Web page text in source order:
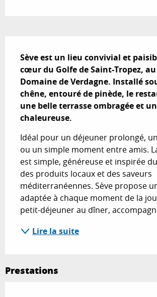
Sève est un lieu convivial et
cœur du Golfe de Saint-Tropez,
Domaine de Verdagne. Installé
chêne, entouré de pinède, le
une belle terrasse ombragée et
chaleureuse.
Idéal pour un déjeuner prolongé,
ou un simple moment entre amis.
est simple, généreuse et inspirée
des produits locaux et des saveurs
méditerranéennes. Sève propose
adaptée à chaque moment de la
petit-déjeuner au dîner,
Lire la suite
Prestations